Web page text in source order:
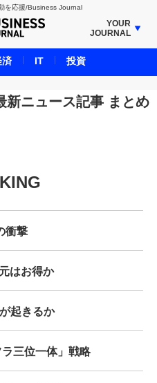
を応援/Business Journal
YOUR
JOURNAL
JOURNAL
JOURNAL
新ニュース記事 まとめ
衝撃
はお得か
起きるか
三位一体」戦略
済 IT 投資